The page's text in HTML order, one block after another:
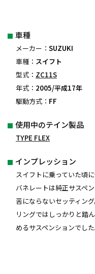
車種
メーカー： SUZUKI
車種： スイフト
型式： ZC11S
年式： 2005/平成17年
駆動方式： FF
使用中のテイン製品
TYPE FLEX
インプレッション
スイフトに乗っていた頃
バネレートは純正サスペ
苦にならないセッティン
リングではしっかりと踏
めるサスペンションでした